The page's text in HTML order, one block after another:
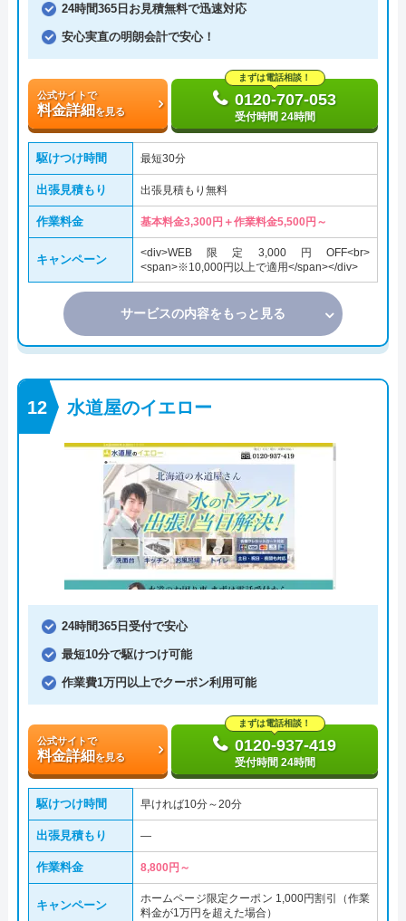
24時間365日お見積無料で迅速対応
安心実直の明朗会計で安心！
公式サイトで
料金詳細を見る
まずは電話相談！
0120-707-053
受付時間 24時間
駆けつけ時間 最短30分
出張見積もり 出張見積もり無料
作業料金 基本料金3,300円＋作業料金5,500円～
キャンペーン
<div>WEB限定3,000円OFF<br>
<span>※10,000円以上で適用</span></div>
サービスの内容をもっと見る
水道屋のイエロー
24時間365日受付で安心
最短10分で駆けつけ可能
作業費1万円以上でクーポン利用可能
公式サイトで
料金詳細を見る
まずは電話相談！
0120-937-419
受付時間 24時間
駆けつけ時間 早ければ10分～20分
出張見積もり ―
作業料金 8,800円～
キャンペーン
ホームページ限定クーポン 1,000円割引（作業
料金が1万円を超えた場合）